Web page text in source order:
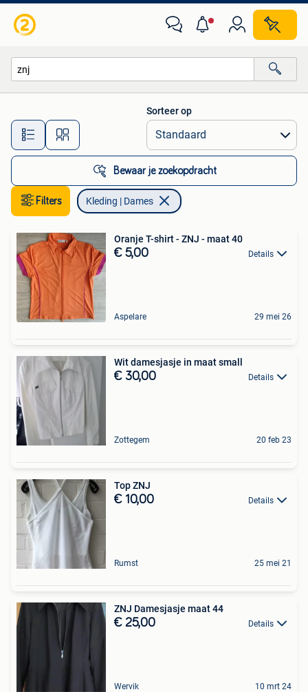
Alle afstanden…
Sorteer op
Bewaar je zoekopdracht
Filters Kleding | Dames
Oranje T-shirt - ZNJ - maat 40
€ 5,00 Details
Aspelare 29 mei 26
Wit damesjasje in maat small
€ 30,00 Details
Zottegem 20 feb 23
Top ZNJ
€ 10,00 Details
Rumst 25 mei 21
ZNJ Damesjasje maat 44
€ 25,00 Details
Wervik 10 mrt 24